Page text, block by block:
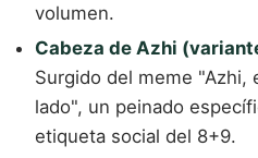
volumen.
Cabeza de Azhi
Surgido del meme "Azhi,
lado", un peinado
etiqueta social del 8+9.